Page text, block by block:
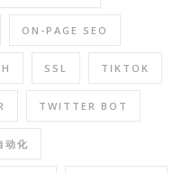
ON-PAGE SEO
SSL TIKTOK
TWITTER BOT
动化